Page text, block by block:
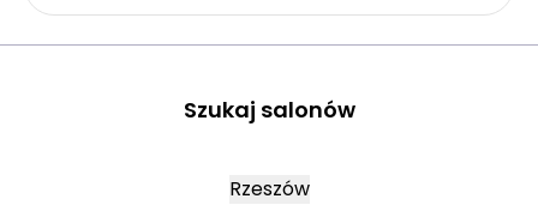
Szukaj salonów
Rzeszów